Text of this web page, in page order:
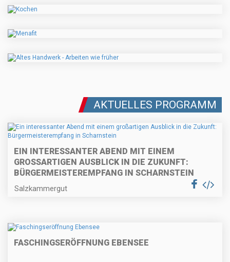
AKTUELLES PROGRAMM
EIN INTERESSANTER ABEND MIT EINEM
GROSSARTIGEN AUSBLICK IN DIE ZUKUNFT: B
ÜRGERMEISTEREMPFANG IN SCHARNSTEIN
Salzkammergut
FASCHINGSERÖFFNUNG EBENSEE